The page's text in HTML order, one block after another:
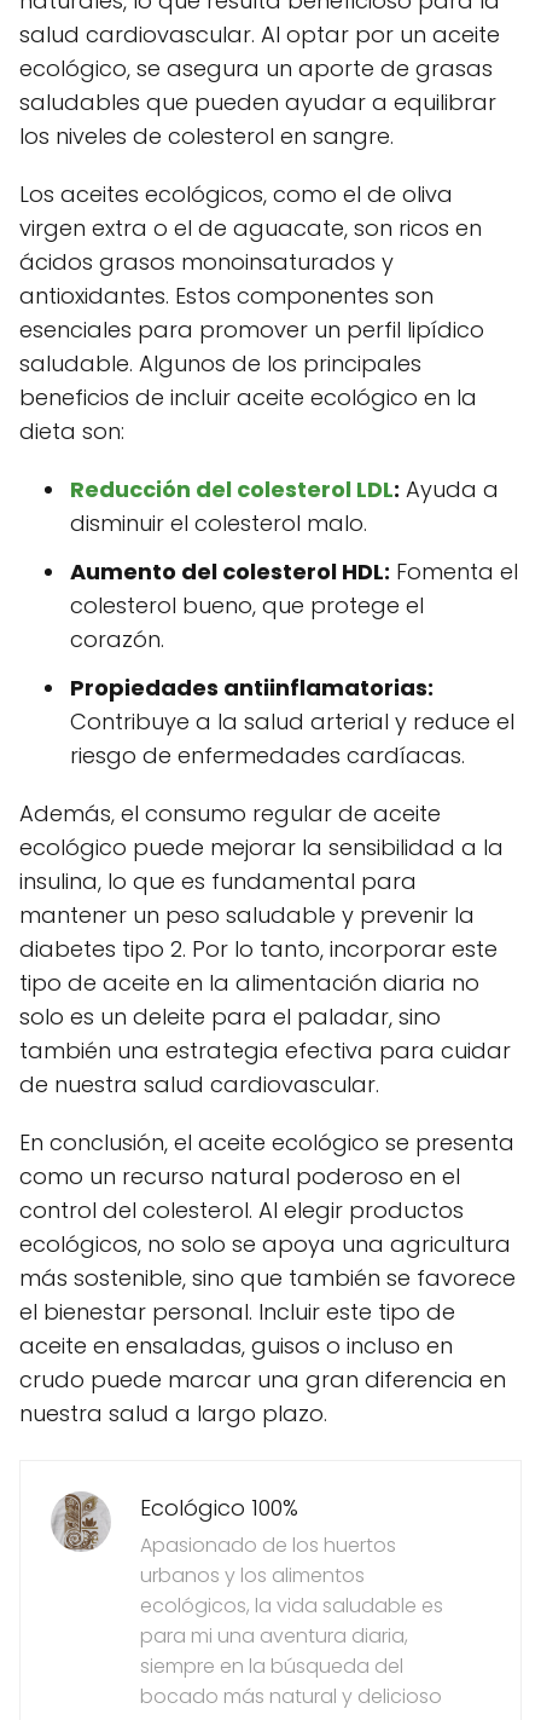
salud cardiovascular. Al optar por un aceite
ecológico, se asegura un aporte de grasas
saludables que pueden ayudar a equilibrar
los niveles de colesterol en sangre.
Los aceites ecológicos, como el de oliva
virgen extra o el de aguacate, son ricos en
ácidos grasos monoinsaturados y
antioxidantes. Estos componentes son
esenciales para promover un perfil lipídico
saludable. Algunos de los principales
beneficios de incluir aceite ecológico en la
dieta son:
Reducción del colesterol LDL: Ayuda a
disminuir el colesterol malo.
Aumento del colesterol HDL: Fomenta el
colesterol bueno, que protege el
corazón.
Propiedades antiinflamatorias:
Contribuye a la salud arterial y reduce el
riesgo de enfermedades cardíacas.
Además, el consumo regular de aceite
ecológico puede mejorar la sensibilidad a la
insulina, lo que es fundamental para
mantener un peso saludable y prevenir la
diabetes tipo 2. Por lo tanto, incorporar este
tipo de aceite en la alimentación diaria no
solo es un deleite para el paladar, sino
también una estrategia efectiva para cuidar
de nuestra salud cardiovascular.
En conclusión, el aceite ecológico se presenta
como un recurso natural poderoso en el
control del colesterol. Al elegir productos
ecológicos, no solo se apoya una agricultura
más sostenible, sino que también se favorece
el bienestar personal. Incluir este tipo de
aceite en ensaladas, guisos o incluso en
crudo puede marcar una gran diferencia en
nuestra salud a largo plazo.
Ecológico 100%
Apasionado de los huertos
urbanos y los alimentos
ecológicos, la vida saludable es
para mi una aventura diaria,
siempre en la búsqueda del
bocado más natural y delicioso